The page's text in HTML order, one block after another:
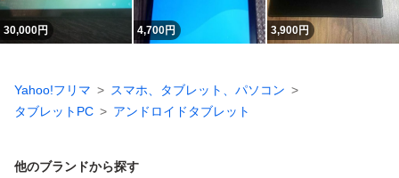
30,000円 4,700円 3,900円
Yahoo!フリマ
スマホ、タブレット、パソコン
タブレットPC
アンドロイドタブレット
他のブランドから探す